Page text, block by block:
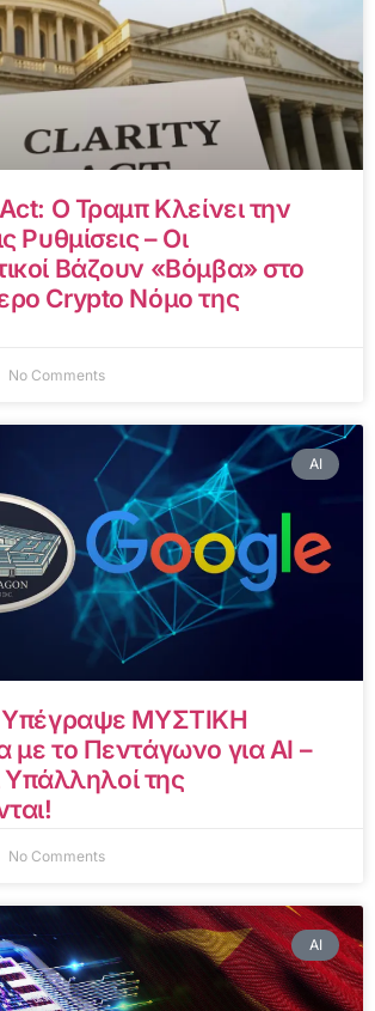
Ο Τραμπ Κλείνει την
Ρυθμίσεις – Οι
Βάζουν «Βόμβα» στο
Crypto Νόμο της
No Comments
AI
Υπέγραψε ΜΥΣΤΙΚΗ
με το Πεντάγωνο για AI –
Υπάλληλοί της
No Comments
AI